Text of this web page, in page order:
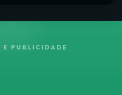
E PUBLICIDADE